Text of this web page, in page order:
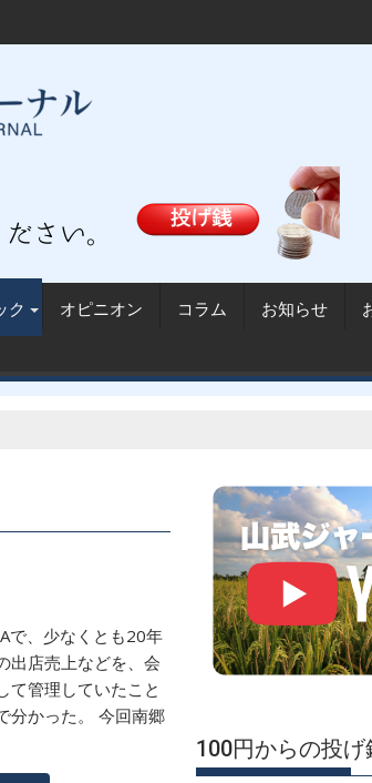
挙ポスターを無断掲示か──九十九里漁協は掲示許
山武
ク オピニオン コラム お知らせ
で、少なくとも20年
出店売上などを、会
て管理していたこと
分かった。 今回南郷
100円からの投げ